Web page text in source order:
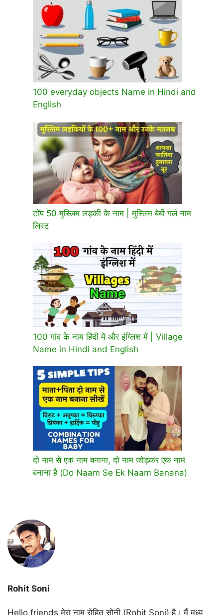
100 everyday objects Name in Hindi and
English
टॉप 50 मुस्लिम लड़की के नाम | मुस्लिम बेबी गर्ल नाम
लिस्ट
100 गांव के नाम हिंदी में और इंग्लिश में | Village
Name in Hindi and English
दो नाम से एक नाम बनाना, दो नाम जोड़कर एक नाम
बनाना है (Do Naam Se Ek Naam Banana)
Rohit Soni
Hello friends मेरा नाम रोहित सोनी (Rohit Soni) है। मैं मध्य